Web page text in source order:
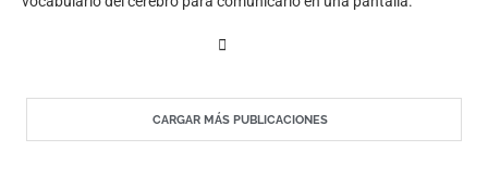
CARGAR MÁS PUBLICACIONES